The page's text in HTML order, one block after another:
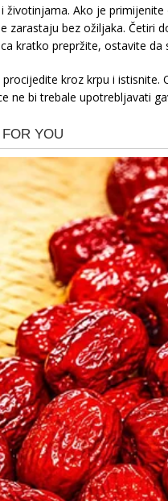
životinjama. Ako je
zarastaju bez ožiljaka. Četiri
kratko prepržite, ostavite da
kroz krpu i
ne bi trebale upotrebljavati